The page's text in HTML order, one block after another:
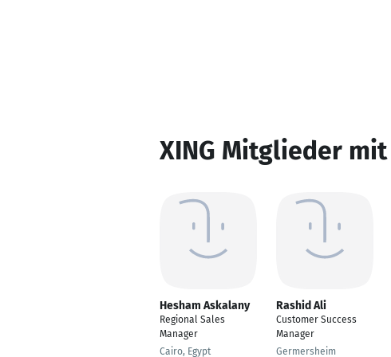
XING Mitglieder
Hesham Askalany
Regional Sales
Manager
Cairo, Egypt
Rashid Ali
Customer Success
Manager
Germersheim